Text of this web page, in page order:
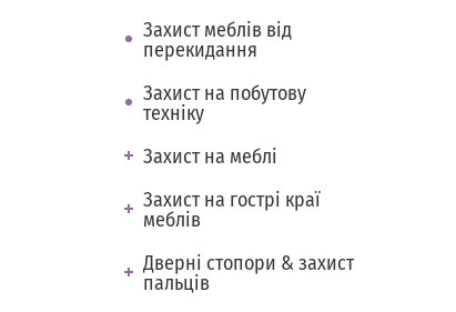
Захист меблів від
перекидання
Захист на побутову
техніку
Захист на меблі
Захист на гострі краї
меблів
Дверні стопори & захист
пальців